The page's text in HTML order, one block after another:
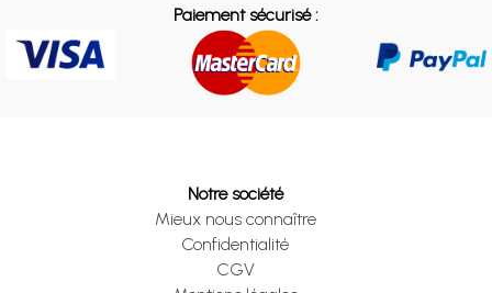
Paiement sécurisé :
Notre société
Mieux nous connaître
Confidentialité
CGV